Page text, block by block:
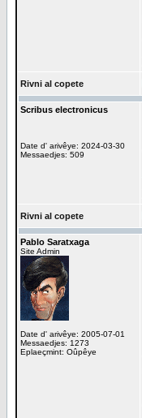
Rivni al copete
Scribus electronicus
Date d' arivêye: 2024-03-30
Messaedjes: 509
Rivni al copete
Pablo Saratxaga
Site Admin
Date d' arivêye: 2005-07-01
Messaedjes: 1273
Eplaeçmint: Oûpêye